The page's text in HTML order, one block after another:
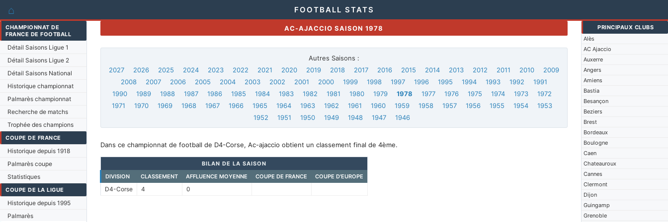
⌂ FOOTBALL STATS
CHAMPIONNAT DE
FRANCE DE FOOTBALL
Détail Saisons Ligue 1
Détail Saisons Ligue 2
Détail Saisons National
Historique championnat
Palmarès championnat
Recherche de matchs
Trophée des champions
COUPE DE FRANCE
Historique depuis 1918
Palmarès coupe
Statistiques
COUPE DE LA LIGUE
Historique depuis 1995
Palmarès
PRINCIPAUX CLUBS
Alès
AC Ajaccio
Auxerre
Angers
Amiens
Bastia
Besançon
Beziers
Brest
Bordeaux
Boulogne
Caen
Chateauroux
Cannes
Clermont
Dijon
Guingamp
Grenoble
AC-AJACCIO SAISON 1978
Autres Saisons :
2027
2026 2025 2024 2023 2022 2021 2020 2019 2018 2017 2016 2015 2014 2013 2012 2011 2010
2009
2008
2007 2006 2005 2004 2003 2002 2001 2000 1999 1998 1997 1996 1995 1994 1993 1992
1991
1990
1989 1988 1987 1986 1985 1984 1983 1982 1981 1980 1979 1978 1977 1976 1975 1974 1973
1972
1971
1970 1969 1968 1967 1966 1965 1964 1963 1962 1961 1960 1959 1958 1957 1956 1955 1954
1953
1952
1951 1950 1949 1948 1947 1946
Dans ce championnat de football de D4-Corse, Ac-ajaccio obtient un classement final de 4ème.
BILAN DE LA SAISON
DIVISION
CLASSEMENT AFFLUENCE MOYENNE COUPE DE FRANCE COUPE D'EUROPE
D4-Corse 4 0